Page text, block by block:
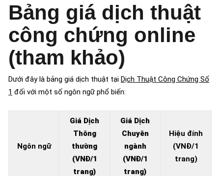
Bảng giá dịch thuật
công chứng online
(tham khảo)
Dưới đây là bảng giá dịch thuật tại Dịch Thuật Công Chứng Số
1 đối với một số ngôn ngữ phổ biến:
Ngôn ngữ
Giá Dịch
Thông
thường
(VNĐ/1
trang)
Giá Dịch
Chuyên
ngành
(VNĐ/1
trang)
Hiệu đính
(VNĐ/1
trang)